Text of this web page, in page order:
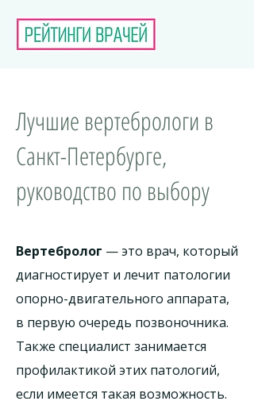
Лучшие вертебрологи в
Санкт-Петербурге,
руководство по выбору
Вертебролог — это врач, который
диагностирует и лечит патологии
опорно-двигательного аппарата,
в первую очередь позвоночника.
Также специалист занимается
профилактикой этих патологий,
если имеется такая возможность.